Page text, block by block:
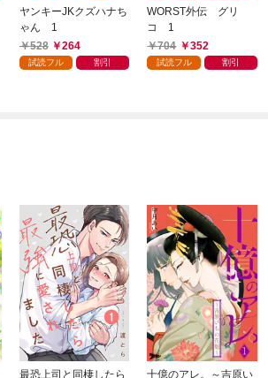
ヤンキーJKクズハナち
ゃん 1
528
264
試読フル 割引
WORST外伝 グリ
コ 1
704
352
試読フル 割引
最恐上司と同棲したら
十億のアレ。～吉原い